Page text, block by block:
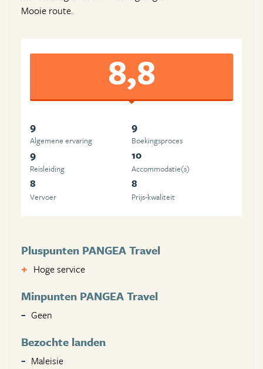
Mooie route.
8,8
9
Algemene ervaring
9
Boekingsproces
9
Reisleiding
10
Accommodatie(s)
8
Vervoer
8
Prijs-kwaliteit
Pluspunten PANGEA Travel
Hoge service
Minpunten PANGEA Travel
Geen
Bezochte landen
Maleisie